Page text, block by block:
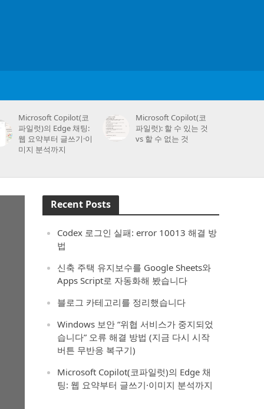
Microsoft Copilot(코
파일럿)의 Edge 채팅:
웹 요약부터 글쓰기·이
미지 분석까지
Microsoft Copilot(코
파일럿): 할 수 있는 것
vs 할 수 없는 것
Recent Posts
Codex 로그인 실패: error 10013 해결 방
법
신축 주택 유지보수를 Google Sheets와
Apps Script로 자동화해 봤습니다
블로그 카테고리를 정리했습니다
Windows 보안 “위협 서비스가 중지되었
습니다” 오류 해결 방법 (지금 다시 시작
버튼 무반응 복구기)
Microsoft Copilot(코파일럿)의 Edge 채
팅: 웹 요약부터 글쓰기·이미지 분석까지